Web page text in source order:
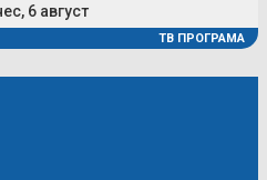
6 август
ТВ ПРОГРАМА